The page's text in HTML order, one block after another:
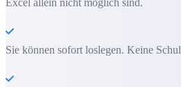
Sie können sofort loslegen. Keine